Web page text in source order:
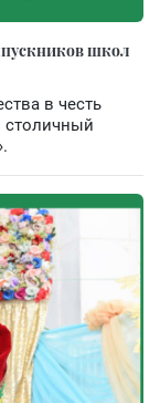
школ
в честь
столичный